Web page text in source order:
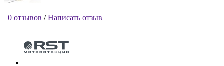
0 отзывов / Написать отзыв